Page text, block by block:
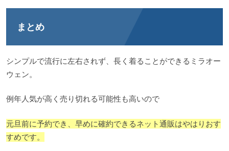
まとめ
シンプルで流行に左右されず、長く着ることができるミラオー
ウェン。
例年人気が高く売り切れる可能性も高いので
元旦前に予約でき、早めに確約できるネット通販はやはりおす
すめです。